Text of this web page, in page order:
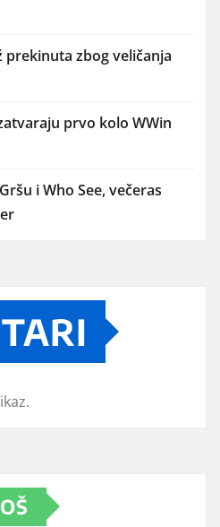
prekinuta zbog veličanja
prvo kolo WWin
i Who See, večeras